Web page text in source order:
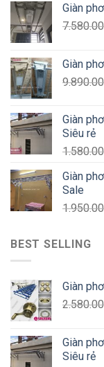
Giàn
Giàn
Giàn
Siêu rẻ
Giàn
Sale
BEST SELLING
Giàn
Giàn
Siêu rẻ